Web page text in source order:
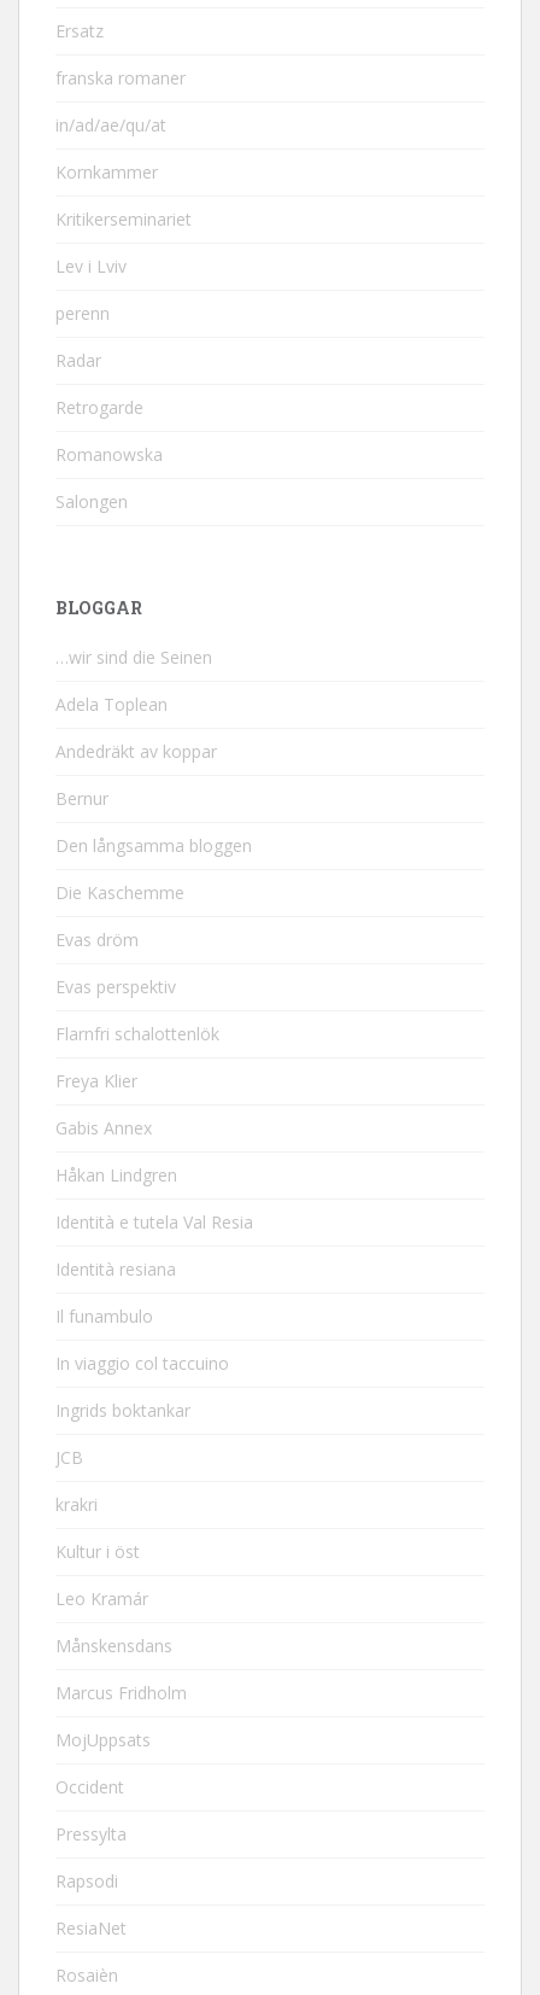
Ersatz
franska romaner
in/ad/ae/qu/at
Kornkammer
Kritikerseminariet
Lev i Lviv
perenn
Radar
Retrogarde
Romanowska
Salongen
BLOGGAR
…wir sind die Seinen
Adela Toplean
Andedräkt av koppar
Bernur
Den långsamma bloggen
Die Kaschemme
Evas dröm
Evas perspektiv
Flarnfri schalottenlök
Freya Klier
Gabis Annex
Håkan Lindgren
Identità e tutela Val Resia
Identità resiana
Il funambulo
In viaggio col taccuino
Ingrids boktankar
JCB
krakri
Kultur i öst
Leo Kramár
Månskensdans
Marcus Fridholm
MojUppsats
Occident
Pressylta
Rapsodi
ResiaNet
Rosaièn